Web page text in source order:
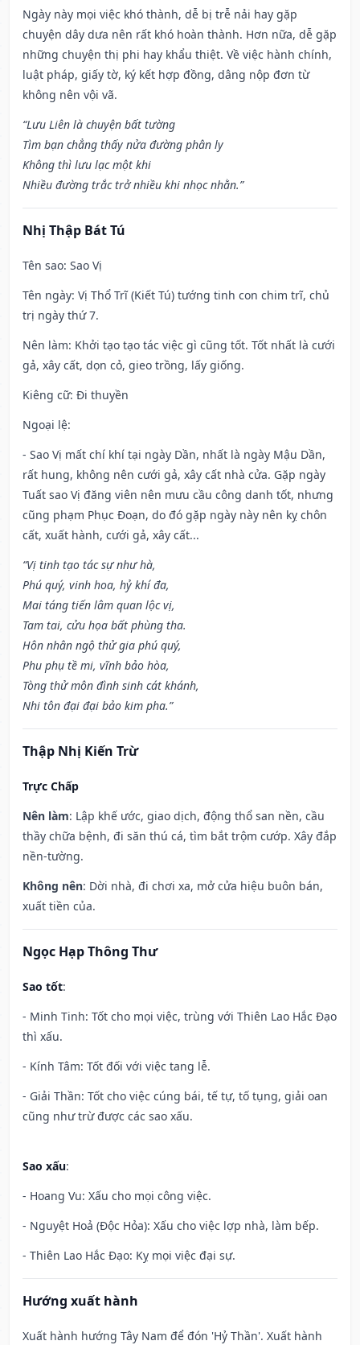
Ngày này mọi việc khó thành, dễ bị trễ nải hay gặp
chuyện dây dưa nên rất khó hoàn thành. Hơn nữa, dễ gặp
những chuyện thị phi hay khẩu thiệt. Về việc hành chính,
luật pháp, giấy tờ, ký kết hợp đồng, dâng nộp đơn từ
không nên vội vã.
“Lưu Liên là chuyện bất tường
Tìm bạn chẳng thấy nửa đường phân ly
Không thì lưu lạc một khi
Nhiều đường trắc trở nhiều khi nhọc nhằn.”
Nhị Thập Bát Tú
Tên sao: Sao Vị
Tên ngày: Vị Thổ Trĩ (Kiết Tú) tướng tinh con chim trĩ, chủ
trị ngày thứ 7.
Nên làm: Khởi tạo tạo tác việc gì cũng tốt. Tốt nhất là cưới
gả, xây cất, dọn cỏ, gieo trồng, lấy giống.
Kiêng cữ: Đi thuyền
Ngoại lệ:
- Sao Vị mất chí khí tại ngày Dần, nhất là ngày Mậu Dần,
rất hung, không nên cưới gả, xây cất nhà cửa. Gặp ngày
Tuất sao Vị đăng viên nên mưu cầu công danh tốt, nhưng
cũng phạm Phục Đoạn, do đó gặp ngày này nên kỵ chôn
cất, xuất hành, cưới gả, xây cất...
“Vị tinh tạo tác sự như hà,
Phú quý, vinh hoa, hỷ khí đa,
Mai táng tiến lâm quan lộc vị,
Tam tai, cửu họa bất phùng tha.
Hôn nhân ngộ thử gia phú quý,
Phu phụ tề mi, vĩnh bảo hòa,
Tòng thử môn đình sinh cát khánh,
Nhi tôn đại đại bảo kim pha.”
Thập Nhị Kiến Trừ
Trực Chấp
Nên làm: Lập khế ước, giao dịch, động thổ san nền, cầu
thầy chữa bệnh, đi săn thú cá, tìm bắt trộm cướp. Xây đắp
nền-tường.
Không nên: Dời nhà, đi chơi xa, mở cửa hiệu buôn bán,
xuất tiền của.
Ngọc Hạp Thông Thư
Sao tốt:
- Minh Tinh: Tốt cho mọi việc, trùng với Thiên Lao Hắc Đạo
thì xấu.
- Kính Tâm: Tốt đối với việc tang lễ.
- Giải Thần: Tốt cho việc cúng bái, tế tự, tố tụng, giải oan
cũng như trừ được các sao xấu.
Sao xấu:
- Hoang Vu: Xấu cho mọi công việc.
- Nguyệt Hoả (Độc Hỏa): Xấu cho việc lợp nhà, làm bếp.
- Thiên Lao Hắc Đạo: Kỵ mọi việc đại sự.
Hướng xuất hành
Xuất hành hướng Tây Nam để đón 'Hỷ Thần'. Xuất hành